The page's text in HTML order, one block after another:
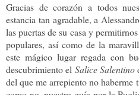
Gracias de corazón a todos
estancia tan agradable, a
las puertas de su casa y
populares, así como de la
este mágico lugar regada con
descubrimiento el Salice Salentino
del que me arrepiento no